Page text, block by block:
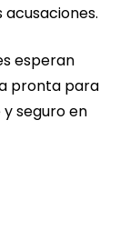
esperan
pronta para
seguro en